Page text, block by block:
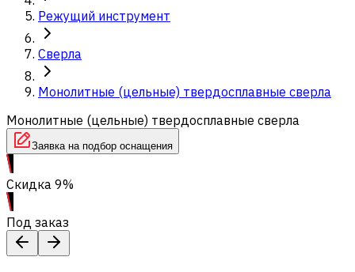
Режущий инструмент
Сверла
Монолитные (цельные) твердосплавные сверла
Монолитные (цельные) твердосплавные сверла
Заявка на подбор оснащения
Скидка 9%
Под заказ